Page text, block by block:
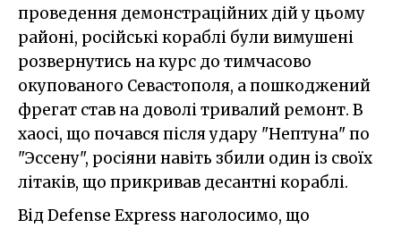
проведення демонстраційних дій у цьому
районі, російські кораблі були вимушені
розвернутись на курс до тимчасово
окупованого Севастополя, а пошкоджений
фрегат став на доволі тривалий ремонт. В
хаосі, що почався після удару "Нептуна" по
"Эссену", росіяни навіть збили один із своїх
літаків, що прикривав десантні кораблі.
Від Defense Express наголосимо, що